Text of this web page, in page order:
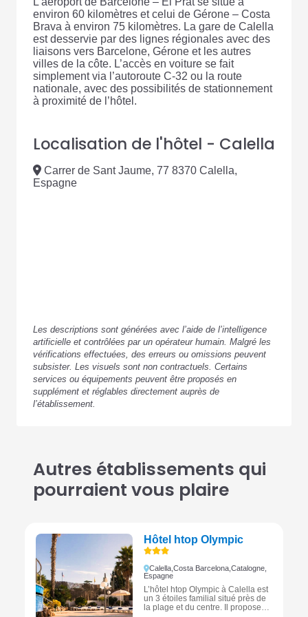
environ 60 kilomètres et celui de Gérone – Costa
Brava à environ 75 kilomètres. La gare de Calella
est desservie par des lignes régionales avec des
liaisons vers Barcelone, Gérone et les autres
villes de la côte. L’accès en voiture se fait
simplement via l’autoroute C-32 ou la route
nationale, avec des possibilités de stationnement
à proximité de l’hôtel.
Localisation de l'hôtel - Calella
Carrer de Sant Jaume, 77 8370 Calella,
Espagne
Les descriptions sont générées avec l’aide de l’intelligence
artificielle et contrôlées par un opérateur humain. Malgré les
vérifications effectuées, des erreurs ou omissions peuvent
subsister. Les visuels sont non contractuels. Certains
services ou équipements peuvent être proposés en
supplément et réglables directement auprès de
l’établissement.
Autres établissements qui
pourraient vous plaire
Hôtel htop Olympic
Calella,Costa Barcelona,Catalogne,
Espagne
L’hôtel htop Olympic à Calella est
un 3 étoiles familial situé près de
la plage et du centre. Il propose